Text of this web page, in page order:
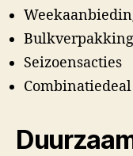
Seizoensacties